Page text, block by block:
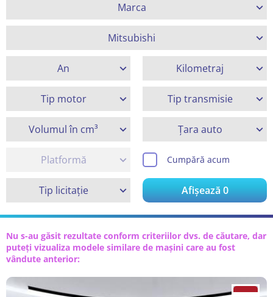
Marca
Mitsubishi
An Kilometraj
Tip motor Tip transmisie
Volumul în cm³ Țara auto
Platformă Cumpără acum
Tip licitație Afișează0
Nu s-au găsit rezultate conform criteriilor dvs. de căutare, dar
puteți vizualiza modele similare de mașini care au fost
vândute anterior: